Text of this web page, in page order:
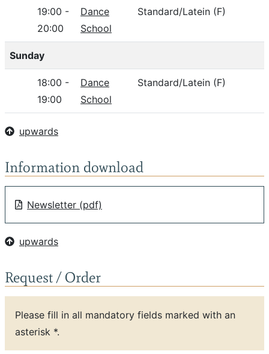
19:00 -
20:00
Dance
School
Standard/Latein (F)
Sunday
18:00 -
19:00
Dance
School
Standard/Latein (F)
upwards
Information download
Newsletter (pdf)
upwards
Request / Order
Please fill in all mandatory fields marked with an
asterisk *.